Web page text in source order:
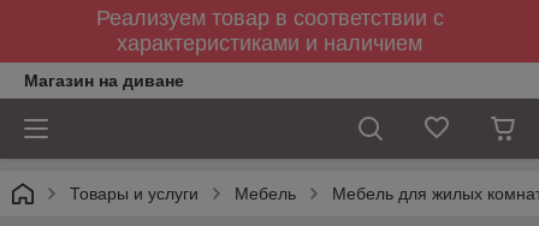
Реализуем товар в соответствии с
характеристиками и наличием
Магазин на диване
Товары и услуги Мебель Мебель для жилых